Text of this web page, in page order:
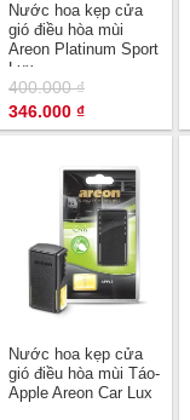
Nước hoa kẹp cửa
gió điều hòa mùi
Areon Platinum Sport
Lux
400.000₫
Giá
gốc
là:
346.000 ₫Giá
hiện
tại
346.000 ₫.
Nước hoa kẹp cửa
gió điều hòa mùi Táo-
Apple Areon Car Lux